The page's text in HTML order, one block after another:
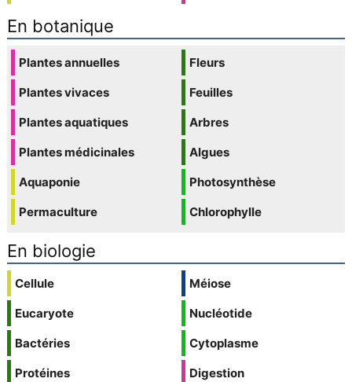
En botanique
Plantes annuelles
Plantes vivaces
Plantes aquatiques
Plantes médicinales
Aquaponie
Permaculture
Fleurs
Feuilles
Arbres
Algues
Photosynthèse
Chlorophylle
En biologie
Cellule
Eucaryote
Bactéries
Protéines
Méiose
Nucléotide
Cytoplasme
Digestion